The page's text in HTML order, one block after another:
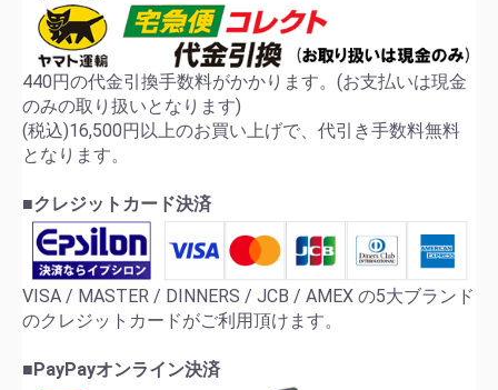
440円の代金引換手数料がかかります。(お支払いは現金
のみの取り扱いとなります)
(税込)16,500円以上のお買い上げで、代引き手数料無料
となります。
■クレジットカード決済
VISA / MASTER / DINNERS / JCB / AMEX の5大ブランド
のクレジットカードがご利用頂けます。
■PayPayオンライン決済